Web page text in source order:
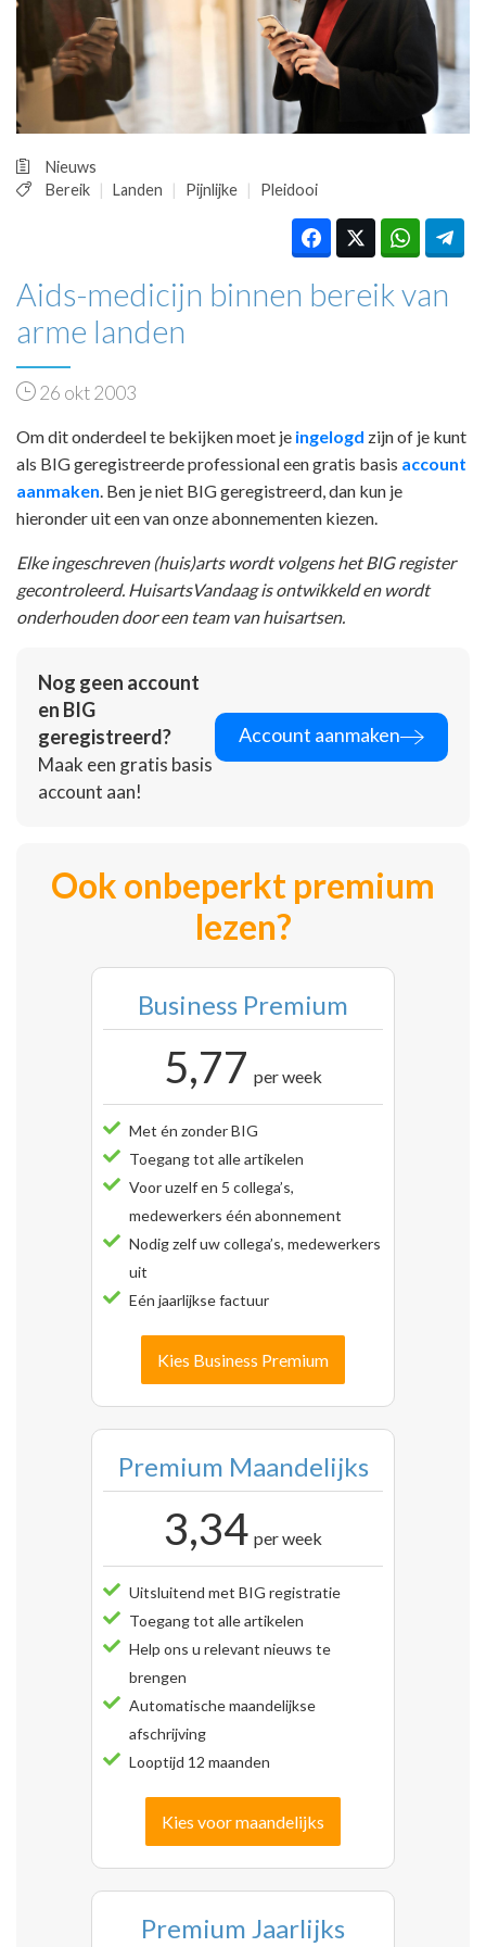
PRAKTIJKZAKEN
TARIEVEN
VPHUISARTSEN
MEDISCHE VAKHANDEL
REGISTRATIE
Nieuws
Bereik
Landen Pijnlijke Pleidooi
Aids-medicijn binnen bereik van
arme landen
26 okt 2003
Om dit onderdeel te bekijken moet je ingelogd zijn of je kunt
als BIG geregistreerde professional een gratis basis account
aanmaken . Ben je niet BIG geregistreerd, dan kun je
hieronder uit een van onze abonnementen kiezen.
Elke ingeschreven (huis)arts wordt volgens het BIG register
gecontroleerd. HuisartsVandaag is ontwikkeld en wordt
onderhouden door een team van huisartsen.
Nog geen account
en BIG
geregistreerd?
Maak een gratis basis
account aan!
Account aanmaken
Ook onbeperkt premium
lezen?
Business Premium
5,77 per week
Met én zonder BIG
Toegang tot alle artikelen
Voor uzelf en 5 collega’s,
medewerkers één abonnement
Nodig zelf uw collega’s, medewerkers
uit
Eén jaarlijkse factuur
Kies Business Premium
Premium Maandelijks
3,34 per week
Uitsluitend met BIG registratie
Toegang tot alle artikelen
Help ons u relevant nieuws te
brengen
Automatische maandelijkse
afschrijving
Looptijd 12 maanden
Kies voor maandelijks
Premium Jaarlijks